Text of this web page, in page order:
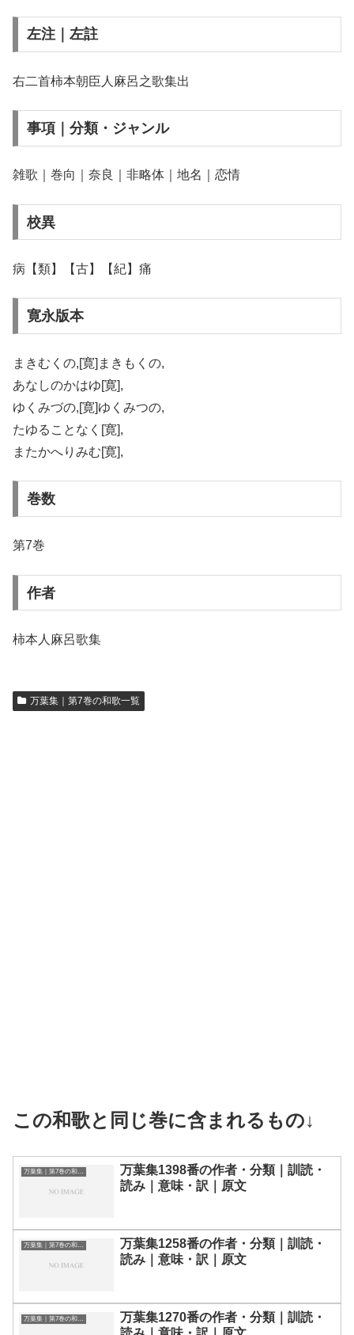
左注｜左註
右二首柿本朝臣人麻呂之歌集出
事項｜分類・ジャンル
雑歌｜巻向｜奈良｜非略体｜地名｜恋情
校異
病【類】【古】【紀】痛
寛永版本
まきむくの,[寛]まきもくの,
あなしのかはゆ[寛],
ゆくみづの,[寛]ゆくみつの,
たゆることなく[寛],
またかへりみむ[寛],
巻数
第7巻
作者
柿本人麻呂歌集
万葉集｜第7巻の和歌一覧
この和歌と同じ巻に含まれるもの↓
万葉集1398番の作者・分類｜訓読・
読み｜意味・訳｜原文
万葉集｜第7巻の和歌一覧
万葉集1258番の作者・分類｜訓読・
読み｜意味・訳｜原文
万葉集｜第7巻の和歌一覧
万葉集1270番の作者・分類｜訓読・